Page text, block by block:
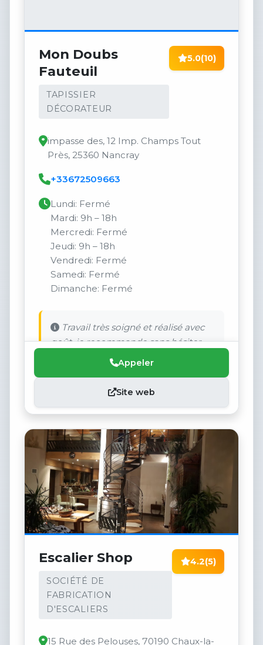
Mon Doubs
Fauteuil
TAPISSIER
DÉCORATEUR
5.0(10)
impasse des, 12 Imp. Champs Tout
Près, 25360 Nancray
+33672509663
Lundi: Fermé
Mardi: 9h – 18h
Mercredi: Fermé
Jeudi: 9h – 18h
Vendredi: Fermé
Samedi: Fermé
Dimanche: Fermé
Travail très soigné et réalisé avec
goût, je recommande sans hésiter.
Appeler
Site web
Escalier Shop
SOCIÉTÉ DE
FABRICATION
D'ESCALIERS
4.2(5)
15 Rue des Pelouses, 70190 Chaux-la-